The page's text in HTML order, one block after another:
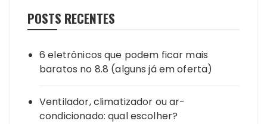
POSTS RECENTES
6 eletrônicos que podem ficar mais
baratos no 8.8 (alguns já em oferta)
Ventilador, climatizador ou ar-
condicionado: qual escolher?